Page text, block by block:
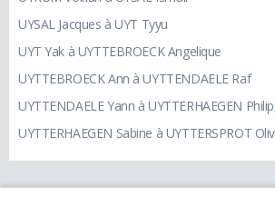
UYSAL Jacques à UYT Tyyu
UYT Yak à UYTTEBROECK Angelique
UYTTEBROECK Ann à UYTTENDAELE Raf
UYTTENDAELE Yann à UYTTERHAEGEN
UYTTERHAEGEN Sabine à UYTTERSPROT